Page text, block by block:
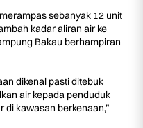
sebanyak 12 unit
kadar aliran air ke
Bakau berhampiran
dikenal pasti ditebuk
air kepada penduduk
kawasan berkenaan,”